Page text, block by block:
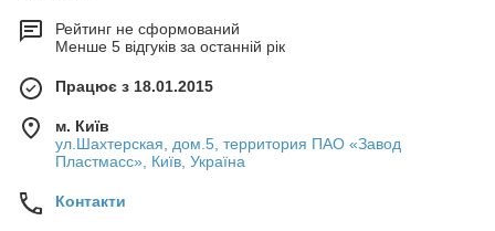
и профиль для быстрой идентификации полярности
проводников.
Условия монтажа и эксплуатации
Температурный диапазон:
- під час монтажу: -10 °C ... +50 °C;
- під час експлуатації: -20 °C ... +70 °C.
Рейтинг не сформований
Менше 5 відгуків за останній рік
Працює з 18.01.2015
м. Київ
ул.Шахтерская, дом.5, территория ПАО «Завод
Пластмасс», Київ, Україна
Контакти